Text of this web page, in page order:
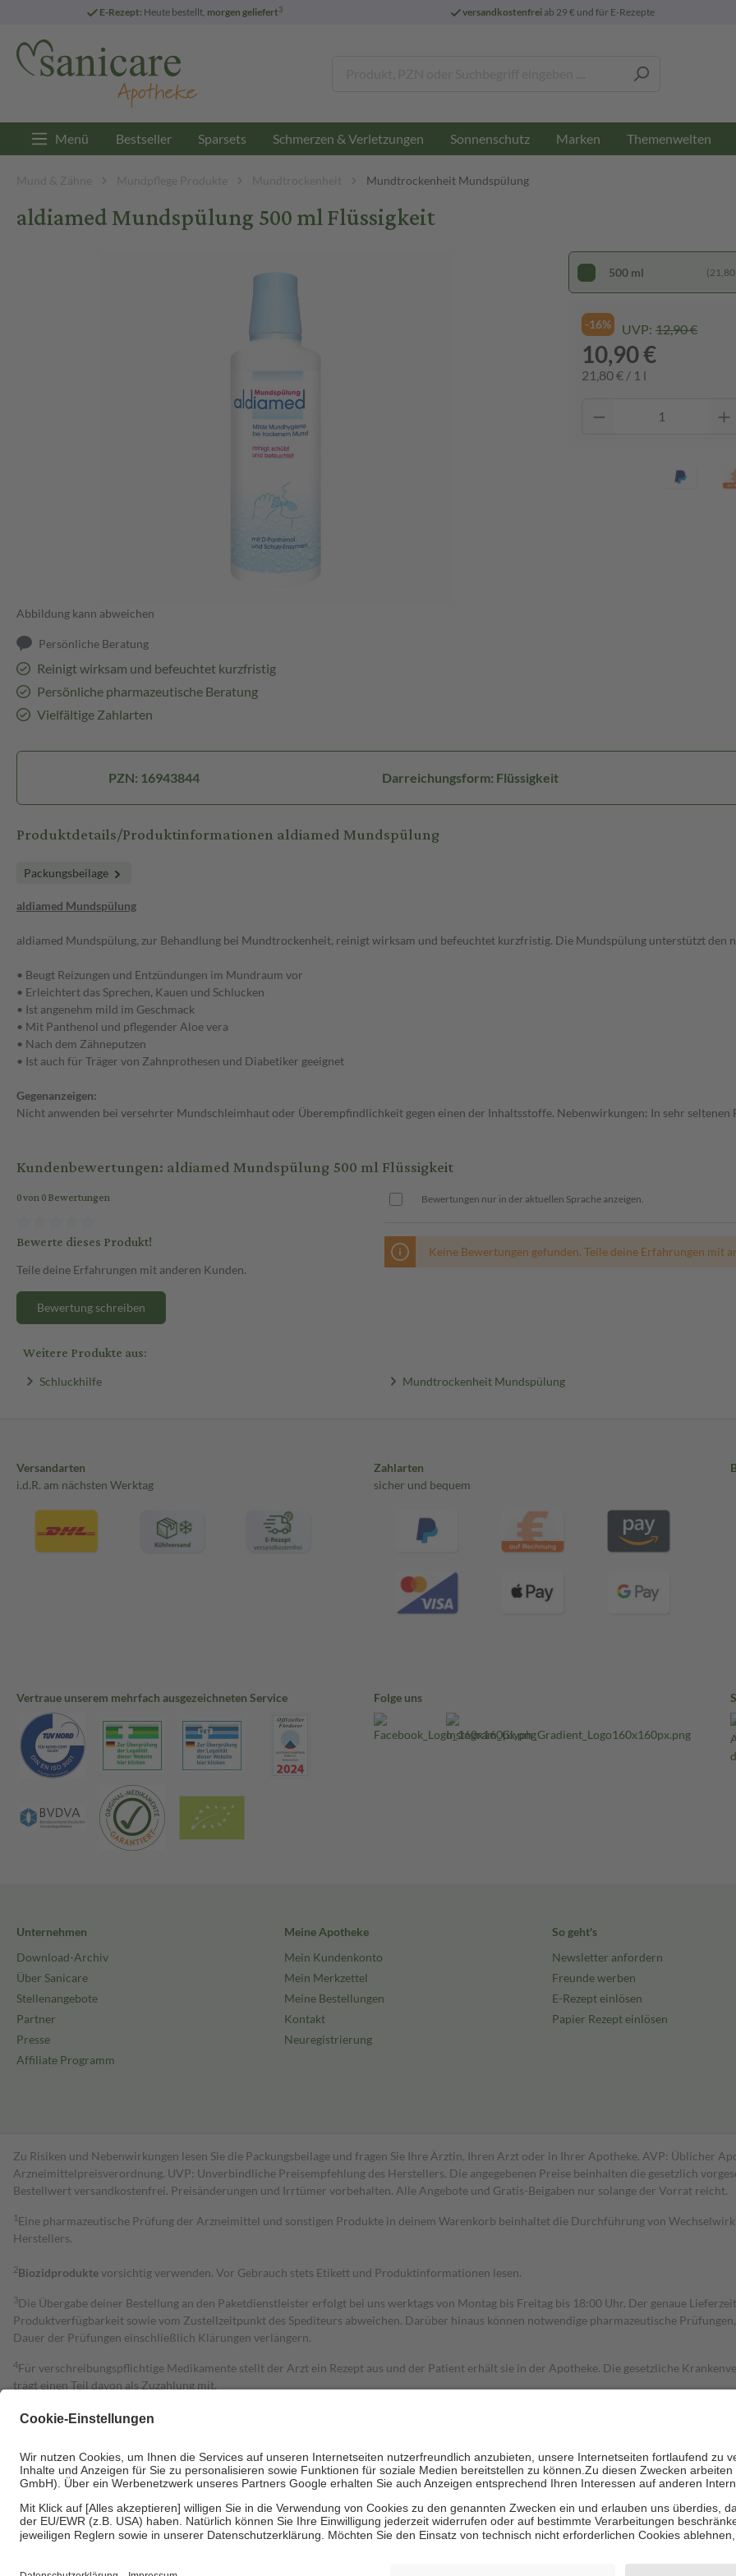
E-Rezept: Heute bestellt, morgen geliefert3 versandkostenfreiab 29 € und für E-Rezepte
Menü Bestseller Sparsets Schmerzen & Verletzungen Sonnenschutz Marken Themenwelten
Mund & Zähne Mundpflege Produkte Mundtrockenheit Mundtrockenheit Mundspülung
aldiamed Mundspülung 500 ml Flüssigkeit
Abbildung kann abweichen
Persönliche Beratung
Reinigt wirksam und befeuchtet kurzfristig
Persönliche pharmazeutische Beratung
Vielfältige Zahlarten
500 ml (21,80
-16% UVP: 12,90 €
10,90 €
21,80 € / 1 l
PZN: 16943844 Darreichungsform: Flüssigkeit
Produktdetails/Produktinformationen aldiamed Mundspülung
Packungsbeilage
aldiamed Mundspülung
aldiamed Mundspülung, zur Behandlung bei Mundtrockenheit, reinigt wirksam und befeuchtet kurzfristig. Die Mundspülung unterstützt den
• Beugt Reizungen und Entzündungen im Mundraum vor
• Erleichtert das Sprechen, Kauen und Schlucken
• Ist angenehm mild im Geschmack
• Mit Panthenol und pflegender Aloe vera
• Nach dem Zähneputzen
• Ist auch für Träger von Zahnprothesen und Diabetiker geeignet
Gegenanzeigen:
Nicht anwenden bei versehrter Mundschleimhaut oder Überempfindlichkeit gegen einen der Inhaltsstoffe. Nebenwirkungen: In sehr seltenen
Kundenbewertungen: aldiamed Mundspülung 500 ml Flüssigkeit
0 von 0 Bewertungen
Bewerte dieses Produkt!
Teile deine Erfahrungen mit anderen Kunden.
Bewertung schreiben
Bewertungen nur in der aktuellen Sprache anzeigen.
Keine Bewertungen gefunden. Teile deine Erfahrungen mit
Weitere Produkte aus:
Schluckhilfe Mundtrockenheit Mundspülung
Versandarten
i.d.R. am nächsten Werktag
Zahlarten
sicher und bequem
Vertraue unserem mehrfach ausgezeichneten Service Folge uns
Unternehmen
Download-Archiv
Über Sanicare
Stellenangebote
Partner
Presse
Affiliate Programm
Meine Apotheke
Mein Kundenkonto
Mein Merkzettel
Meine Bestellungen
Kontakt
Neuregistrierung
So geht's
Newsletter anfordern
Freunde werben
E-Rezept einlösen
Papier Rezept einlösen
Zu Risiken und Nebenwirkungen lesen Sie die Packungsbeilage und fragen Sie Ihre Ärztin, Ihren Arzt oder in Ihrer Apotheke. AVP: Üblicher
Arzneimittelpreisverordnung. UVP: Unverbindliche Preisempfehlung des Herstellers. Die angegebenen Preise beinhalten die gesetzlich
Bestell­wert versand­kosten­frei. Preisänderungen und Irrtümer vorbehalten. Alle Angebote und Gratis-Beigaben nur solange der Vorrat reicht.
1 Eine pharmazeutische Prüfung der Arzneimittel und sonstigen Produkte in deinem Warenkorb beinhaltet die Durchführung von
Herstellers.
2Biozidproduktevorsichtig verwenden. Vor Gebrauch stets Etikett und Produktinformationen lesen.
3Die Übergabe deiner Bestellung an den Paketdienstleister erfolgt bei uns werktags von Montag bis Freitag bis 18:00 Uhr. Der genaue
Produktverfügbarkeit sowie vom Zustellzeitpunkt des Spediteurs abweichen. Darüber hinaus können notwendige pharmazeutische
Dauer der Prüfungen einschließlich Klärungen verlängern.
4Für verschreibungspflichtige Medikamente stellt der Arzt ein Rezept aus und der Patient erhält sie in der Apotheke. Die gesetzliche
trägt einen Teil davon als Zuzahlung mit.
zu entrichten.
Bei Heilmitteln und häuslicher Krankenpflege beträgt die Zuzahlung zehn Prozent der Kosten sowie zehn Euro je Verordnung.
Um das Engagement der Versicherten für ihre eigene Gesundheit zu stärken und die besondere Stellung der Familie zu unterstützen, fallen
• Kindern und Jugendlichen bis zum vollendeten 18. Lebensjahr mit Ausnahme der Fahrkosten
• Untersuchungen zur Vorsorge und Früherkennung, die von der GKV getragen werden
• empfohlenen Schutzimpfungen
• Harn- und Blutteststreifen
Wir nutzen Trusted Shops als unabhängigen Dienstleister für die Einholung von Bewertungen. Trusted Shops hat Maßnahmen getroffen, um